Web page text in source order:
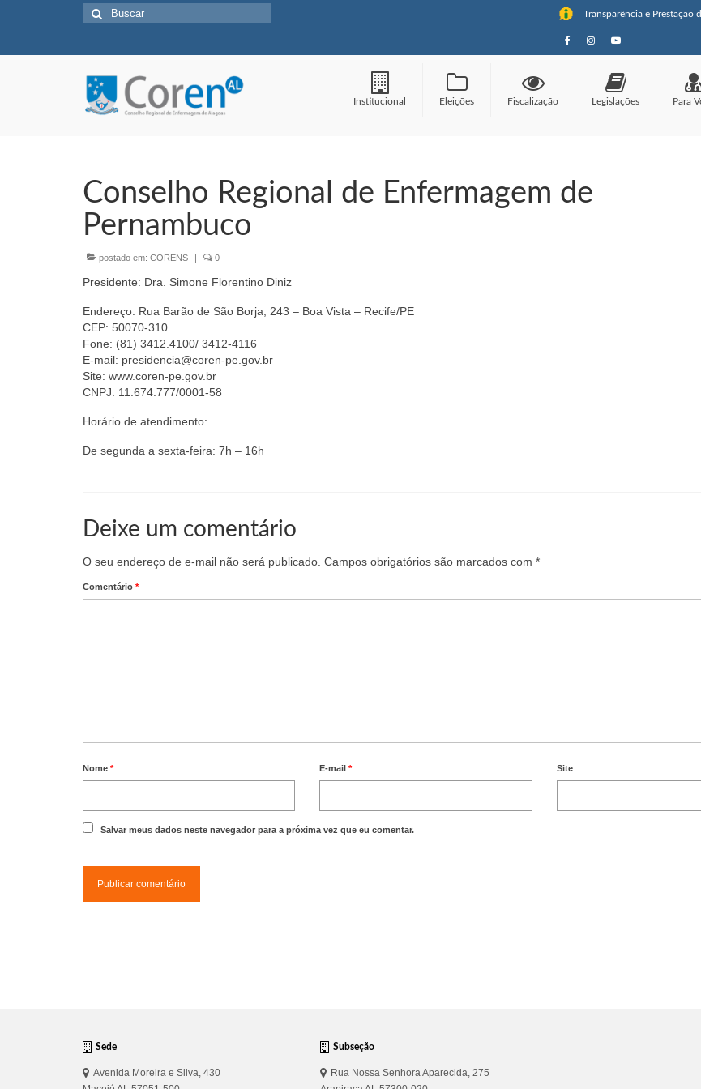
Transparência e Prestação
Buscar
por:
Institucional Eleições Fiscalização Legislações Para
Conselho Regional de Enfermagem de
Pernambuco
postado em: CORENS | 0
Presidente: Dra. Simone Florentino Diniz
Endereço: Rua Barão de São Borja, 243 – Boa Vista – Recife/PE
CEP: 50070-310
Fone: (81) 3412.4100/ 3412-4116
E-mail: presidencia@coren-pe.gov.br
Site: www.coren-pe.gov.br
CNPJ: 11.674.777/0001-58
Horário de atendimento:
De segunda a sexta-feira: 7h – 16h
Deixe um comentário
O seu endereço de e-mail não será publicado. Campos obrigatórios são marcados com *
Comentário *
Nome * E-mail* Site
Salvar meus dados neste navegador para a próxima vez que eu comentar.
Sede
Avenida Moreira e Silva, 430
Subseção
Rua Nossa Senhora Aparecida, 275